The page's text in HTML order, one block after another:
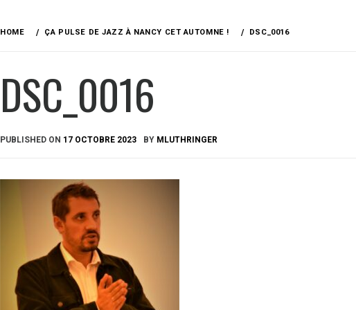
HOME ÇA PULSE DE JAZZ À NANCY CET AUTOMNE ! DSC_0016
DSC_0016
PUBLISHED ON 17 OCTOBRE 2023 BY MLUTHRINGER